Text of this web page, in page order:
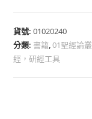
貨號:01020240
分類: 書籍,01聖經論叢
經，研經工具